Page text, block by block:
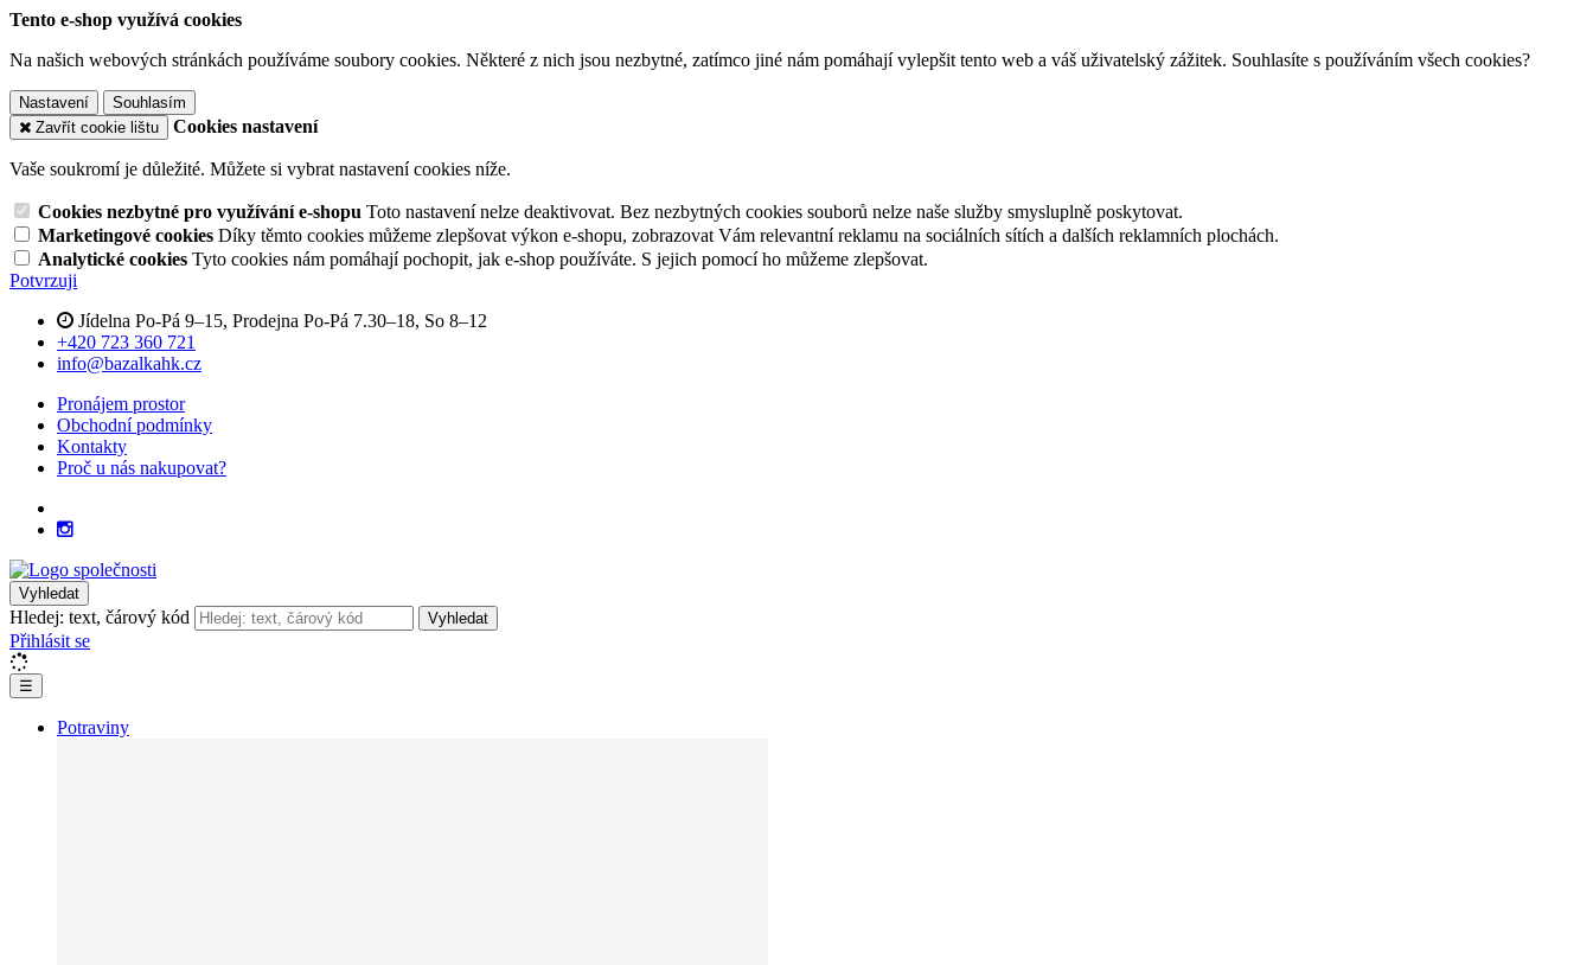
Tento e-shop využívá cookies
Na našich webových stránkách používáme soubory cookies. Některé z nich jsou nezbytné, zatímco jiné nám pomáhají vylepšit tento web a váš uživatelský zážitek. Souhlasíte s používáním všech cookies?
Nastavení
Souhlasím
Zavřít cookie lištu
Cookies nastavení
Vaše soukromí je důležité. Můžete si vybrat nastavení cookies níže.
Cookies nezbytné pro využívání e-shopu Toto nastavení nelze deaktivovat. Bez nezbytných cookies souborů nelze naše služby smysluplně poskytovat.
Marketingové cookies Díky těmto cookies můžeme zlepšovat výkon e-shopu, zobrazovat Vám relevantní reklamu na sociálních sítích a dalších reklamních plochách.
Analytické cookies Tyto cookies nám pomáhají pochopit, jak e-shop používáte. S jejich pomocí ho můžeme zlepšovat.
Potvrzuji
Jídelna Po-Pá 9–15, Prodejna Po-Pá 7.30–18, So 8–12
+420 723 360 721
info@bazalkahk.cz
Pronájem prostor
Obchodní podmínky
Kontakty
Proč u nás nakupovat?
Vyhledat
Hledej: text, čárový kód Vyhledat
Přihlásit se
☰
Potraviny